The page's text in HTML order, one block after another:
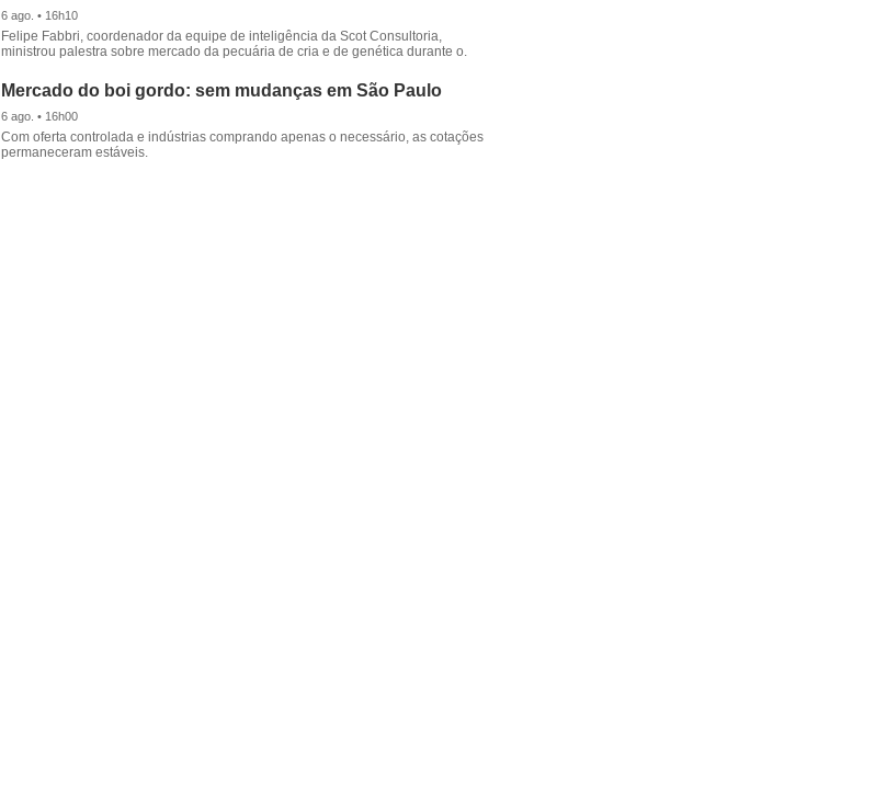
6 ago. • 16h10
Felipe Fabbri, coordenador da equipe de inteligência da Scot Consultoria,
ministrou palestra sobre mercado da pecuária de cria e de genética durante o.
Mercado do boi gordo: sem mudanças em São Paulo
6 ago. • 16h00
Com oferta controlada e indústrias comprando apenas o necessário, as cotações
permaneceram estáveis.